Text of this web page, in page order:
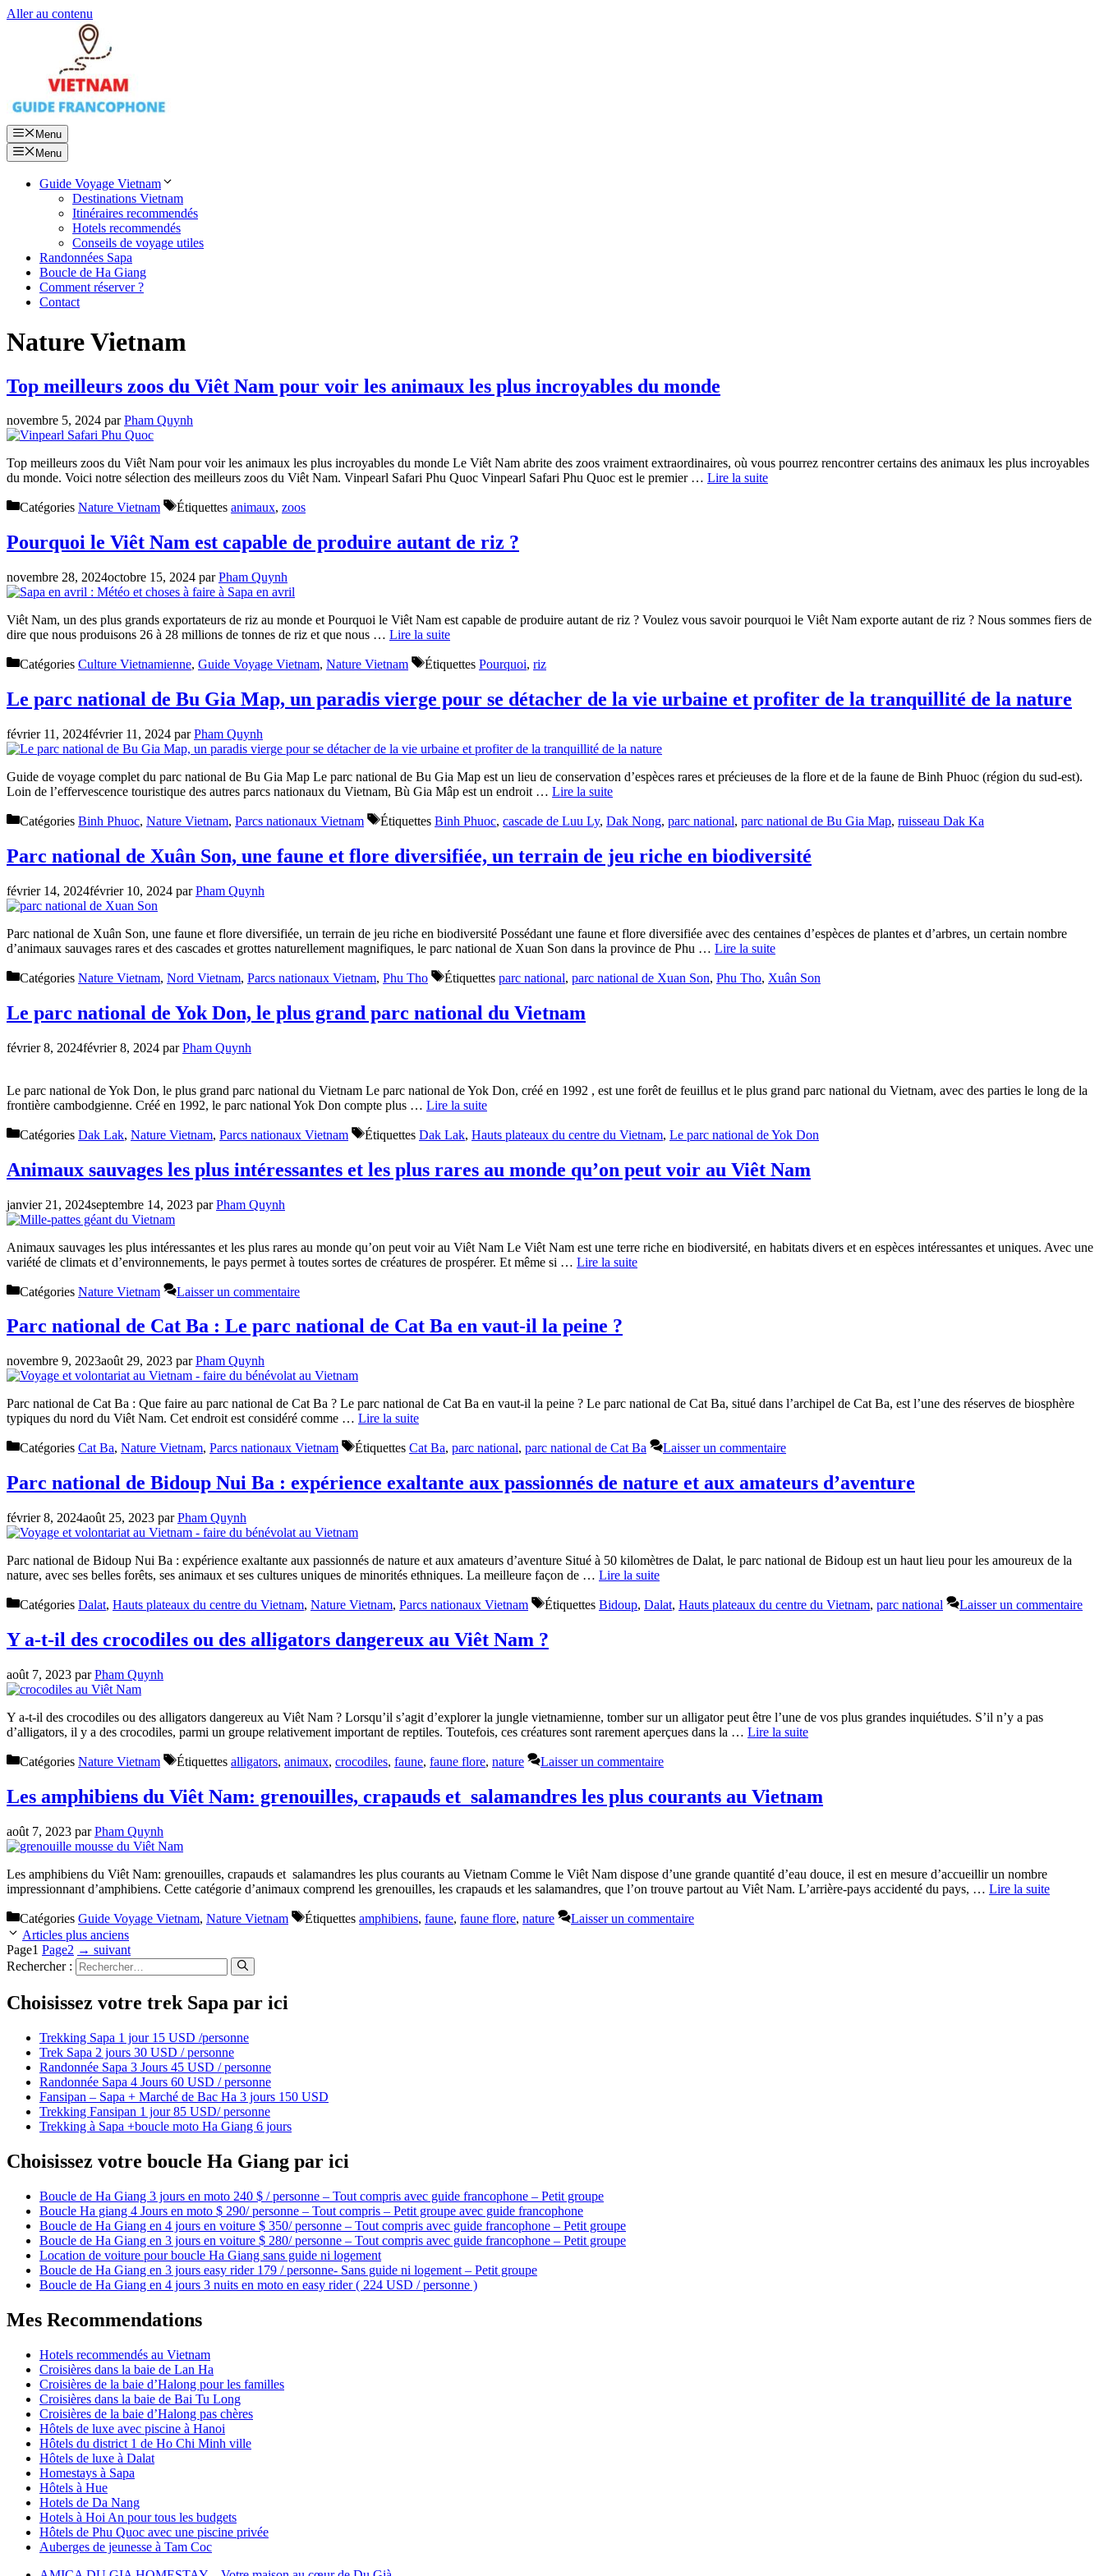
Aller au contenu
Menu
Menu
Guide Voyage Vietnam
Destinations Vietnam
Itinéraires recommendés
Hotels recommendés
Conseils de voyage utiles
Randonnées Sapa
Boucle de Ha Giang
Comment réserver ?
Contact
Nature Vietnam
Top meilleurs zoos du Viêt Nam pour voir les animaux les plus incroyables du monde
novembre 5, 2024 parPham Quynh
Top meilleurs zoos du Viêt Nam pour voir les animaux les plus incroyables du monde Le Viêt Nam abrite des zoos vraiment extraordinaires, où vous pourrez rencontrer certains des animaux les plus incroyables
du monde. Voici notre sélection des meilleurs zoos du Viêt Nam. Vinpearl Safari Phu Quoc Vinpearl Safari Phu Quoc est le premier … Lire la suite
Catégories Nature Vietnam Étiquettes animaux, zoos
Pourquoi le Viêt Nam est capable de produire autant de riz ?
novembre 28, 2024octobre 15, 2024 parPham Quynh
Viêt Nam, un des plus grands exportateurs de riz au monde et Pourquoi le Viêt Nam est capable de produire autant de riz ? Voulez vous savoir pourquoi le Viêt Nam exporte autant de riz ? Nous sommes fiers de
dire que nous produisons 26 à 28 millions de tonnes de riz et que nous … Lire la suite
Catégories Culture Vietnamienne, Guide Voyage Vietnam, Nature Vietnam Étiquettes Pourquoi, riz
Le parc national de Bu Gia Map, un paradis vierge pour se détacher de la vie urbaine et profiter de la tranquillité de la nature
février 11, 2024février 11, 2024 parPham Quynh
Guide de voyage complet du parc national de Bu Gia Map Le parc national de Bu Gia Map est un lieu de conservation d’espèces rares et précieuses de la flore et de la faune de Binh Phuoc (région du sud-est).
Loin de l’effervescence touristique des autres parcs nationaux du Vietnam, Bù Gia Mâp est un endroit … Lire la suite
Catégories Binh Phuoc, Nature Vietnam, Parcs nationaux Vietnam Étiquettes Binh Phuoc, cascade de Luu Ly, Dak Nong, parc national, parc national de Bu Gia Map, ruisseau Dak Ka
Parc national de Xuân Son, une faune et flore diversifiée, un terrain de jeu riche en biodiversité
février 14, 2024février 10, 2024 parPham Quynh
Parc national de Xuân Son, une faune et flore diversifiée, un terrain de jeu riche en biodiversité Possédant une faune et flore diversifiée avec des centaines d’espèces de plantes et d’arbres, un certain nombre
d’animaux sauvages rares et des cascades et grottes naturellement magnifiques, le parc national de Xuan Son dans la province de Phu … Lire la suite
Catégories Nature Vietnam, Nord Vietnam, Parcs nationaux Vietnam, Phu Tho Étiquettes parc national, parc national de Xuan Son, Phu Tho, Xuân Son
Le parc national de Yok Don, le plus grand parc national du Vietnam
février 8, 2024février 8, 2024 parPham Quynh
Le parc national de Yok Don, le plus grand parc national du Vietnam Le parc national de Yok Don, créé en 1992 , est une forêt de feuillus et le plus grand parc national du Vietnam, avec des parties le long de la
frontière cambodgienne. Créé en 1992, le parc national Yok Don compte plus … Lire la suite
Catégories Dak Lak, Nature Vietnam, Parcs nationaux Vietnam Étiquettes Dak Lak, Hauts plateaux du centre du Vietnam, Le parc national de Yok Don
Animaux sauvages les plus intéressantes et les plus rares au monde qu’on peut voir au Viêt Nam
janvier 21, 2024septembre 14, 2023 parPham Quynh
Animaux sauvages les plus intéressantes et les plus rares au monde qu’on peut voir au Viêt Nam Le Viêt Nam est une terre riche en biodiversité, en habitats divers et en espèces intéressantes et uniques. Avec une
variété de climats et d’environnements, le pays permet à toutes sortes de créatures de prospérer. Et même si … Lire la suite
Catégories Nature Vietnam Laisser un commentaire
Parc national de Cat Ba : Le parc national de Cat Ba en vaut-il la peine ?
novembre 9, 2023août 29, 2023 parPham Quynh
Parc national de Cat Ba : Que faire au parc national de Cat Ba ? Le parc national de Cat Ba en vaut-il la peine ? Le parc national de Cat Ba, situé dans l’archipel de Cat Ba, est l’une des réserves de biosphère
typiques du nord du Viêt Nam. Cet endroit est considéré comme … Lire la suite
Catégories Cat Ba, Nature Vietnam, Parcs nationaux Vietnam Étiquettes Cat Ba, parc national, parc national de Cat Ba Laisser un commentaire
Parc national de Bidoup Nui Ba : expérience exaltante aux passionnés de nature et aux amateurs d’aventure
février 8, 2024août 25, 2023 parPham Quynh
Parc national de Bidoup Nui Ba : expérience exaltante aux passionnés de nature et aux amateurs d’aventure Situé à 50 kilomètres de Dalat, le parc national de Bidoup est un haut lieu pour les amoureux de la
nature, avec ses belles forêts, ses animaux et ses cultures uniques de minorités ethniques. La meilleure façon de … Lire la suite
Catégories Dalat, Hauts plateaux du centre du Vietnam, Nature Vietnam, Parcs nationaux Vietnam Étiquettes Bidoup, Dalat, Hauts plateaux du centre du Vietnam, parc national Laisser un commentaire
Y a-t-il des crocodiles ou des alligators dangereux au Viêt Nam ?
août 7, 2023 parPham Quynh
Y a-t-il des crocodiles ou des alligators dangereux au Viêt Nam ? Lorsqu’il s’agit d’explorer la jungle vietnamienne, tomber sur un alligator peut être l’une de vos plus grandes inquiétudes. S’il n’y a pas
d’alligators, il y a des crocodiles, parmi un groupe relativement important de reptiles. Toutefois, ces créatures sont rarement aperçues dans la … Lire la suite
Catégories Nature Vietnam Étiquettes alligators, animaux, crocodiles, faune, faune flore, nature Laisser un commentaire
Les amphibiens du Viêt Nam: grenouilles, crapauds et salamandres les plus courants au Vietnam
août 7, 2023 parPham Quynh
Les amphibiens du Viêt Nam: grenouilles, crapauds et salamandres les plus courants au Vietnam Comme le Viêt Nam dispose d’une grande quantité d’eau douce, il est en mesure d’accueillir un nombre
impressionnant d’amphibiens. Cette catégorie d’animaux comprend les grenouilles, les crapauds et les salamandres, que l’on trouve partout au Viêt Nam. L’arrière-pays accidenté du pays, … Lire la suite
Catégories Guide Voyage Vietnam, Nature Vietnam Étiquettes amphibiens, faune, faune flore, nature
Laisser un commentaire
Articles plus anciens
Page1 Page2 → suivant
Rechercher :
Choisissez votre trek Sapa par ici
Trekking Sapa 1 jour 15 USD /personne
Trek Sapa 2 jours 30 USD / personne
Randonnée Sapa 3 Jours 45 USD / personne
Randonnée Sapa 4 Jours 60 USD / personne
Fansipan – Sapa + Marché de Bac Ha 3 jours 150 USD
Trekking Fansipan 1 jour 85 USD/ personne
Trekking à Sapa +boucle moto Ha Giang 6 jours
Choisissez votre boucle Ha Giang par ici
Boucle de Ha Giang 3 jours en moto 240 $ / personne – Tout compris avec guide francophone – Petit groupe
Boucle Ha giang 4 Jours en moto $ 290/ personne – Tout compris – Petit groupe avec guide francophone
Boucle de Ha Giang en 4 jours en voiture $ 350/ personne – Tout compris avec guide francophone – Petit groupe
Boucle de Ha Giang en 3 jours en voiture $ 280/ personne – Tout compris avec guide francophone – Petit groupe
Location de voiture pour boucle Ha Giang sans guide ni logement
Boucle de Ha Giang en 3 jours easy rider 179 / personne- Sans guide ni logement – Petit groupe
Boucle de Ha Giang en 4 jours 3 nuits en moto en easy rider ( 224 USD / personne )
Mes Recommendations
Hotels recommendés au Vietnam
Croisières dans la baie de Lan Ha
Croisières de la baie d’Halong pour les familles
Croisières dans la baie de Bai Tu Long
Croisières de la baie d’Halong pas chères
Hôtels de luxe avec piscine à Hanoi
Hôtels du district 1 de Ho Chi Minh ville
Hôtels de luxe à Dalat
Homestays à Sapa
Hôtels à Hue
Hotels de Da Nang
Hotels à Hoi An pour tous les budgets
Hôtels de Phu Quoc avec une piscine privée
Auberges de jeunesse à Tam Coc